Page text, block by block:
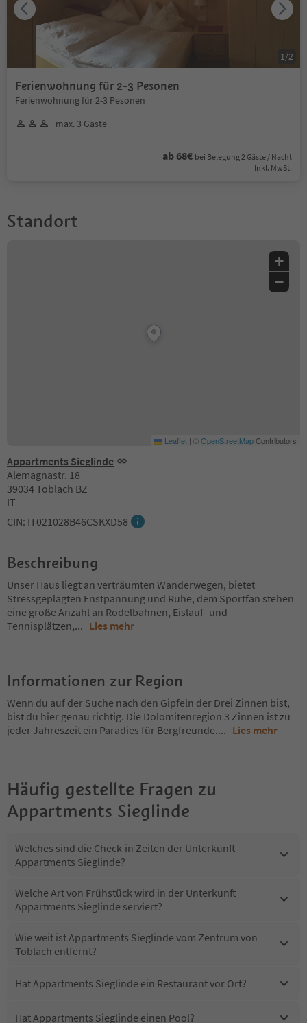
Ferienwohnung für 2-3 Pesonen
Ferienwohnung für 2-3 Pesonen
max. 3 Gäste
ab 68€ bei Belegung 2 Gäste / Nacht
Inkl. MwSt.
1 /2
Standort
Appartments Sieglinde
Alemagnastr. 18
39034 Toblach BZ
IT
CIN: IT021028B46CSKXD58
+
−
Leaflet | ©OpenStreetMapContributors
Beschreibung
Unser Haus liegt an verträumten Wanderwegen, bietet
Stressgeplagten Enstpannung und Ruhe, dem Sportfan stehen
eine große Anzahl an Rodelbahnen, Eislauf- und
Tennisplätzen,... Lies mehr
Informationen zur Region
Wenn du auf der Suche nach den Gipfeln der Drei Zinnen bist,
bist du hier genau richtig. Die Dolomitenregion 3 Zinnen ist zu
jeder Jahreszeit ein Paradies für Bergfreunde.... Lies mehr
Häufig gestellte Fragen zu
Appartments Sieglinde
Welches sind die Check-in Zeiten der Unterkunft
Appartments Sieglinde?
Welche Art von Frühstück wird in der Unterkunft
Appartments Sieglinde serviert?
Wie weit ist Appartments Sieglinde vom Zentrum von
Toblach entfernt?
Hat Appartments Sieglinde ein Restaurant vor Ort?
Hat Appartments Sieglinde einen Pool?